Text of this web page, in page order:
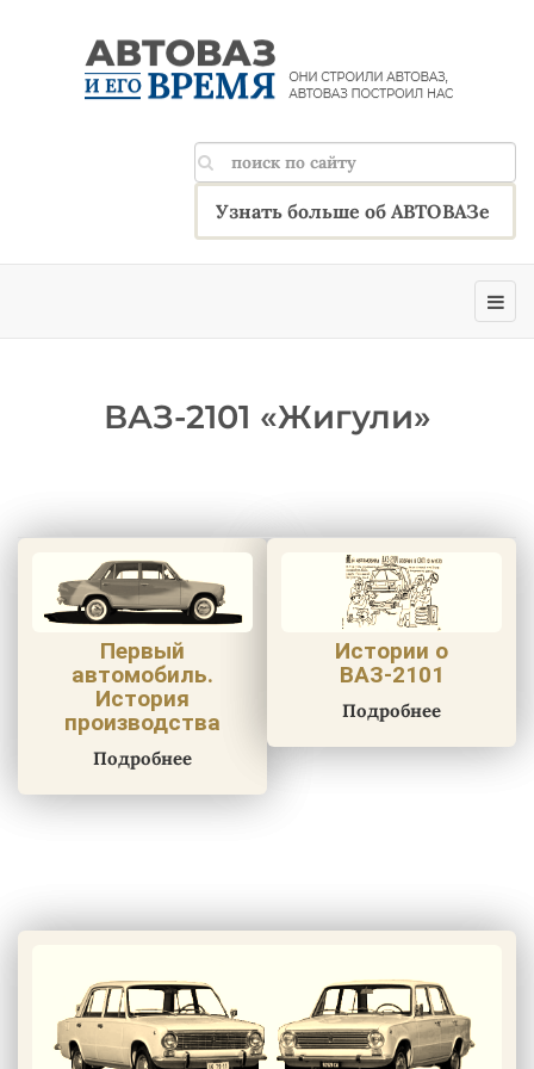
Узнать больше об АВТОВАЗе
ВАЗ-2101 «Жигули»
Первый
автомобиль.
История
производства
Подробнее
Истории о
ВАЗ-2101
Подробнее